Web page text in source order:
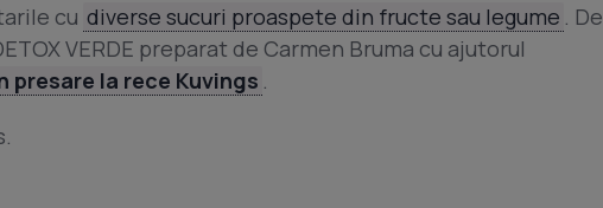
cu diverse sucuri proaspete din fructe sau legume
. De
VERDE preparat de Carmen Bruma cu ajutorul
la rece Kuvings